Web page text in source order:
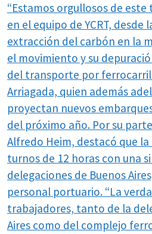
“Estamos orgullosos de
en el equipo de YCRT,
extracción del carbón en la
el movimiento y su
del transporte por
Arriagada, quien además
proyectan nuevos
del próximo año. Por su
Alfredo Heim, destacó que
turnos de 12 horas con una
delegaciones de Buenos
personal portuario. “La
trabajadores, tanto de la
Aires como del complejo